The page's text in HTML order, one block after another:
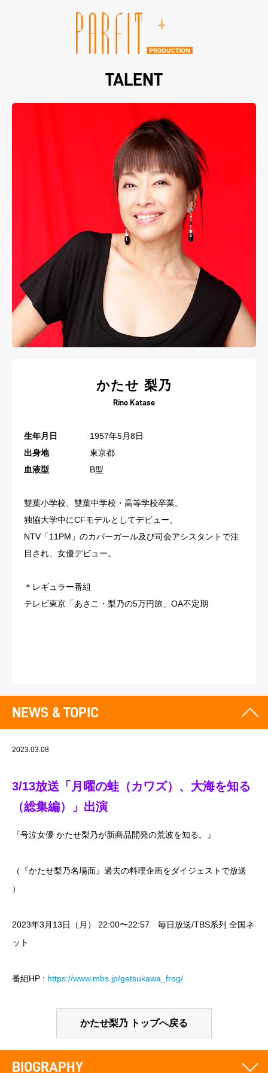
TALENT
かたせ 梨乃
Rino Katase
生年月日
1957年5月8日
出身地
東京都
血液型
B型
雙葉小学校、雙葉中学校・高等学校卒業。
独協大学中にCFモデルとしてデビュー。
NTV「11PM」のカバーガール及び司会アシスタントで注
目され、女優デビュー。
＊レギュラー番組
テレビ東京「あさこ・梨乃の5万円旅」OA不定期
NEWS & TOPIC
2023.03.08
3/13放送「月曜の蛙（カワズ）、大海を知る
（総集編）」出演
『号泣女優 かたせ梨乃が新商品開発の荒波を知る。』
（『かたせ梨乃名場面』過去の料理企画をダイジェストで放送
）
2023年3月13日（月） 22:00〜22:57 毎日放送/TBS系列 全国ネ
ット
番組HP : https://www.mbs.jp/getsukawa_frog/
かたせ梨乃 トップへ戻る
BIOGRAPHY